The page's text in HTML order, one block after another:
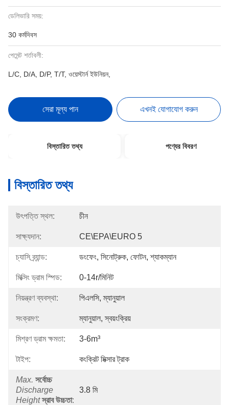
ডেলিভারি সময়:
30 কর্মদিবস
পেমেন্ট শর্তাবলী:
L/C, D/A, D/P, T/T, ওয়েস্টার্ন ইউনিয়ন,
সেরা মূল্য পান এখনই যোগাযোগ করুন
বিস্তারিত তথ্য পণ্যের বিবরণ
বিস্তারিত তথ্য
উৎপত্তি স্থল: চীন
সাক্ষ্যদান: CE\EPA\EURO 5
চ্যাসি ব্র্যান্ড: ডংফেং, সিনোট্রুক, ফোটন, শ্যাকম্যান
মিক্সিং ড্রাম স্পিড: 0-14r/মিনিট
নিয়ন্ত্রণ ব্যবস্থা: পিএলসি, ম্যানুয়াল
সংক্রমণ: ম্যানুয়াল, স্বয়ংক্রিয়
মিশ্রণ ড্রাম ক্ষমতা: 3-6m³
টাইপ: কংক্রিট মিক্সার ট্রাক
Max. সর্বোচ্চ
Discharge
Height স্রাব উচ্চতা:
3.8 মি